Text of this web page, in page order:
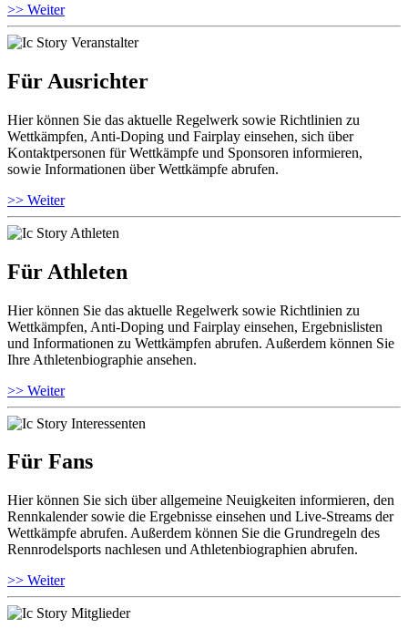
>> Weiter
Für Ausrichter
Hier können Sie das aktuelle Regelwerk sowie Richtlinien zu
Wettkämpfen, Anti-Doping und Fairplay einsehen, sich über
Kontaktpersonen für Wettkämpfe und Sponsoren informieren,
sowie Informationen über Wettkämpfe abrufen.
>> Weiter
Für Athleten
Hier können Sie das aktuelle Regelwerk sowie Richtlinien zu
Wettkämpfen, Anti-Doping und Fairplay einsehen, Ergebnislisten
und Informationen zu Wettkämpfen abrufen. Außerdem können Sie
Ihre Athletenbiographie ansehen.
>> Weiter
Für Fans
Hier können Sie sich über allgemeine Neuigkeiten informieren, den
Rennkalender sowie die Ergebnisse einsehen und Live-Streams der
Wettkämpfe abrufen. Außerdem können Sie die Grundregeln des
Rennrodelsports nachlesen und Athletenbiographien abrufen.
>> Weiter